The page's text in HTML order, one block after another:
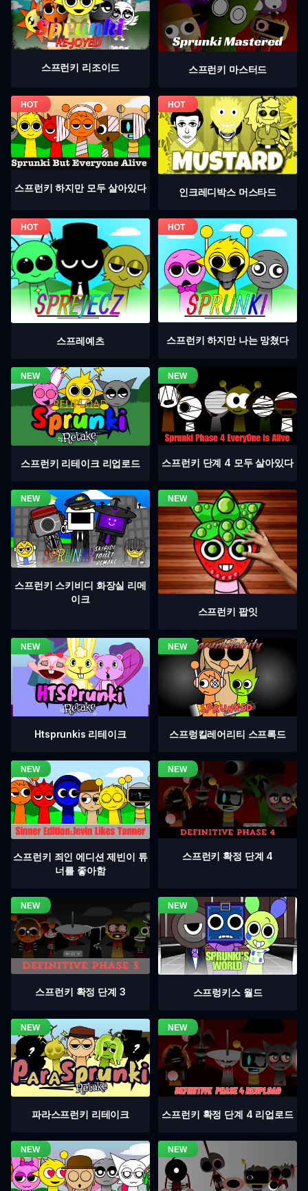
스프런키 리조이드 스프런키 마스터드
스프런키 하지만 모두 살아있다 인크레디박스 머스타드
스프레예츠 스프런키 하지만 나는 망쳤다
스프런키 리테이크 리업로드 스프런키 단계 4 모두 살아있다
스프런키 스키비디 화장실 리메
이크
스프런키 팝잇
Htsprunkis 리테이크 스프렁킬레어리티 스프록드
스프런키 죄인 에디션 제빈이 튜
너를 좋아함
스프런키 확정 단계 4
스프런키 확정 단계 3 스프렁키스 월드
파라스프런키 리테이크 스프런키 확정 단계 4 리업로드